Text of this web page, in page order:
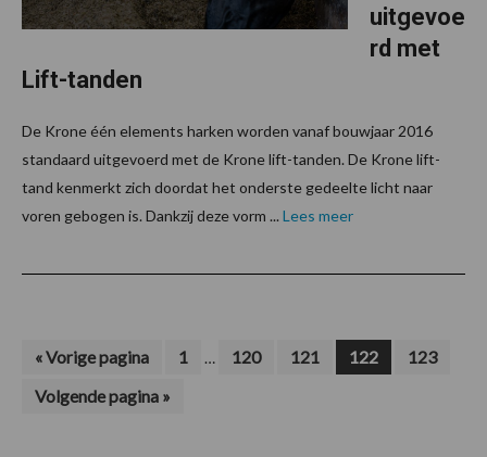
uitgevoe
rd met
Lift-tanden
De Krone één elements harken worden vanaf bouwjaar 2016
standaard uitgevoerd met de Krone lift-tanden. De Krone lift-
tand kenmerkt zich doordat het onderste gedeelte licht naar
voren gebogen is. Dankzij deze vorm ... Lees meer
«Ga
Vorige pagina Pagina
1
Interim
… Pagina
120 Pagina
121 Pagina
122 Pagina
123
Ga
naar
Volgende pagina »